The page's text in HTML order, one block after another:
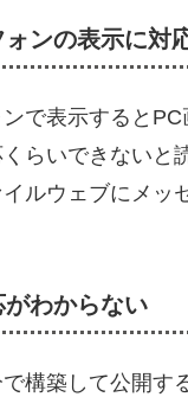
ォンの表示に対
で表示すると
らいできないと
ルウェブにメッ
わからない
構築して公開す